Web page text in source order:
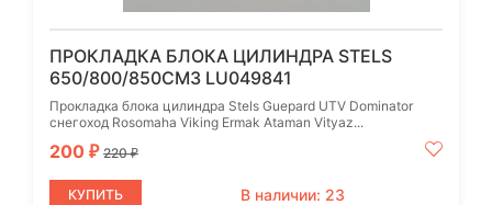
ПРОКЛАДКА БЛОКА ЦИЛИНДРА STELS
650/800/850СМ3 LU049841
Прокладка блока цилиндра Stels Guepard UTV Dominator
снегоход Rosomaha Viking Ermak Ataman Vityaz...
200 ₽ 220₽
КУПИТЬ В наличии: 23